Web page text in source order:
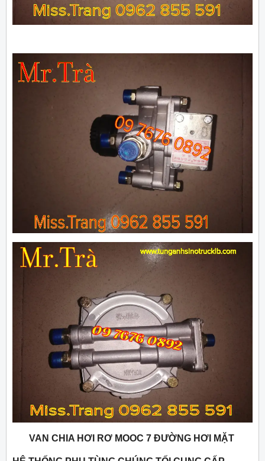
VAN CHIA HƠI RƠ MOOC 7 ĐƯỜNG HƠI MẶT